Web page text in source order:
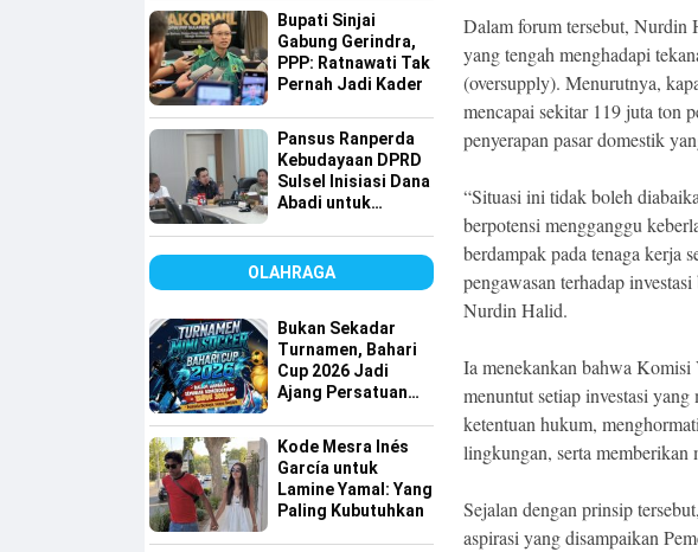
Bupati Sinjai
Gabung Gerindra,
PPP: Ratnawati Tak
Pernah Jadi Kader
Pansus Ranperda
Kebudayaan DPRD
Sulsel Inisiasi Dana
Abadi untuk
OLAHRAGA
Bukan Sekadar
Turnamen, Bahari
Cup 2026 Jadi
Ajang Persatuan
Sinjai
Kode Mesra Inés
García untuk
Lamine Yamal: Yang
Paling Kubutuhkan
Dalam forum tersebut, Nurdin
yang tengah menghadapi
(oversupply). Menurutnya,
mencapai sekitar 119 juta ton
penyerapan pasar domestik
“Situasi ini tidak boleh
berpotensi mengganggu
berdampak pada tenaga kerja
pengawasan terhadap
Nurdin Halid.
Ia menekankan bahwa
menuntut setiap investasi
ketentuan hukum,
lingkungan, serta memberikan
Sejalan dengan prinsip
aspirasi yang disampaikan